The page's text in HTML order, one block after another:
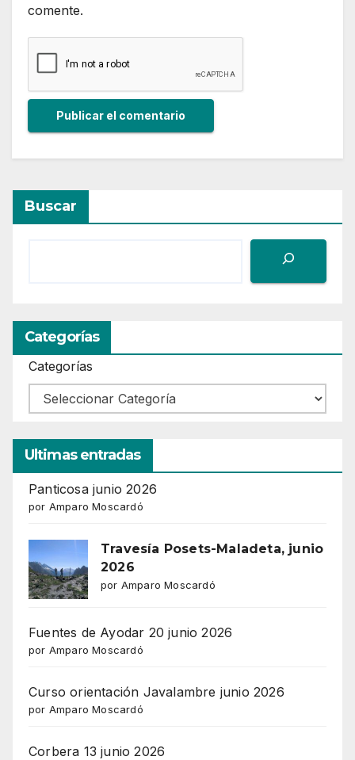
comente.
Buscar
Categorías
Categorías
Ultimas entradas
Panticosa junio 2026
por Amparo Moscardó
Travesía Posets-Maladeta, junio
2026
por Amparo Moscardó
Fuentes de Ayodar 20 junio 2026
por Amparo Moscardó
Curso orientación Javalambre junio 2026
por Amparo Moscardó
Corbera 13 junio 2026